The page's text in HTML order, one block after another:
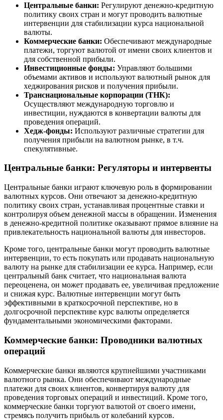
Центральные банки: Регулируют денежно-кредитную
политику своих стран и могут проводить валютные
интервенции для стабилизации курса национальной
валюты.
Коммерческие банки: Обеспечивают международные
платежи, торгуют валютой от имени своих клиентов и
для собственной прибыли.
Инвестиционные фонды: Управляют большими
объемами активов и используют валютный рынок для
хеджирования рисков и получения прибыли.
Транснациональные корпорации (ТНК):
Осуществляют международную торговлю и
инвестиции, нуждаются в конвертации валюты для
проведения операций.
Хедж-фонды: Используют различные стратегии для
получения прибыли на валютном рынке, в т.ч.
спекулятивные.
Центральные банки: Регуляторы и интервенты
Центральные банки играют ключевую роль в формировании
валютных курсов. Они отвечают за денежно-кредитную
политику своих стран, устанавливая процентные ставки и
контролируя объем денежной массы в обращении. Изменения
в денежно-кредитной политике оказывают прямое влияние на
привлекательность национальной валюты для инвесторов.
Кроме того, центральные банки могут проводить валютные
интервенции, то есть покупать или продавать национальную
валюту на рынке для стабилизации ее курса. Например, если
центральный банк считает, что национальная валюта
переоценена, он может продавать ее, увеличивая предложение
и снижая курс. Валютные интервенции могут быть
эффективными в краткосрочной перспективе, но в
долгосрочной перспективе курс валюты определяется
фундаментальными экономическими факторами.
Коммерческие банки: Проводники валютных
операций
Коммерческие банки являются крупнейшими участниками
валютного рынка. Они обеспечивают международные
платежи для своих клиентов, конвертируя валюту для
проведения торговых операций и инвестиций. Кроме того,
коммерческие банки торгуют валютой от своего имени,
стремясь получить прибыль от колебаний курсов.